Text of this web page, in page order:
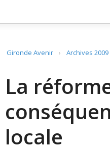
Gironde Avenir › Archives 2009
La
locale